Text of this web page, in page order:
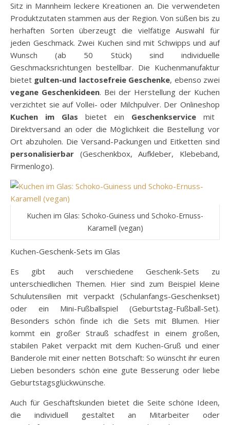
Sitz in Mannheim leckere Kreationen an. Die verwendeten
Produktzutaten stammen aus der Region. Von süßen bis zu
herhaften Sorten überzeugt die vielfätige Auswahl für
jeden Geschmack. Zwei Kuchen sind mit Schwipps und auf
Wunsch (ab 50 Stück) sind individuelle
Geschmacksrichtungen bestellbar. Die Kuchenmanufaktur
bietet gulten-und lactosefreie Geschenke, ebenso zwei
vegane Geschenkideen. Bei der Herstellung der Kuchen
verzichtet sie auf Vollei- oder Milchpulver. Der Onlineshop
Kuchen im Glas bietet ein Geschenkservice mit
Direktversand an oder die Möglichkeit die Bestellung vor
Ort abzuholen. Die Versand-Packungen und Eitketten sind
personalisierbar (Geschenkbox, Aufkleber, Klebeband,
Firmenlogo).
Kuchen im Glas: Schoko-Guiness und Schoko-Ernuss-
Karamell (vegan)
Kuchen-Geschenk-Sets im Glas
Es gibt auch verschiedene Geschenk-Sets zu
unterschiedlichen Themen. Hier sind zum Beispiel kleine
Schulutensilien mit verpackt (Schulanfangs-Geschenkset)
oder ein Mini-Fußballspiel (Geburtstag-Fußball-Set).
Besonders schön finde ich die Sets mit Blumen. Hier
kommt ein großer Strauß schadfest in einem großen,
stabilen Paket verpackt mit dem Kuchen-Gruß und einer
Banderole mit einer netten Botschaft: So wünscht ihr euren
Lieben besonders schön eine gute Besserung oder liebe
Geburtstagsglückwünsche.
Auch für Geschäftskunden bietet die Seite schöne Ideen,
die individuell gestaltet an Mitarbeiter oder